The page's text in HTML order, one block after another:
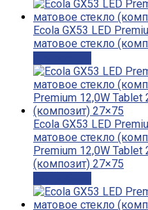
Ecola GX53 LED
матовое стекло
Ecola GX53 LED
матовое стекло
Premium 12,0W
(композит) 27×75